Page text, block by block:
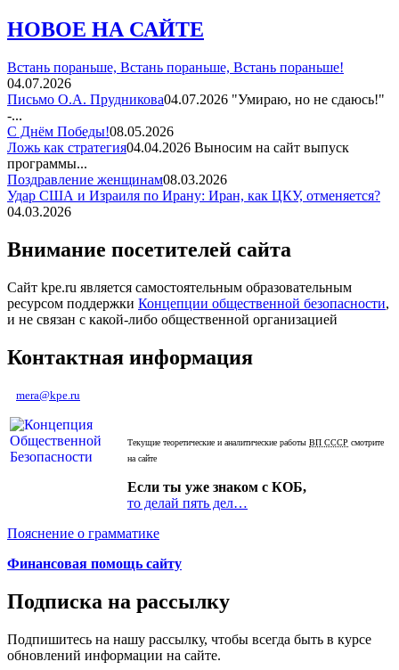
НОВОЕ НА САЙТЕ
Встань пораньше, Встань пораньше, Встань пораньше!
04.07.2026
Письмо О.А. Прудникова04.07.2026 "Умираю, но не сдаюсь!"
-...
С Днём Победы!08.05.2026
Ложь как стратегия04.04.2026 Выносим на сайт выпуск
программы...
Поздравление женщинам08.03.2026
Удар США и Израиля по Ирану: Иран, как ЦКУ, отменяется?
04.03.2026
Внимание посетителей сайта
Сайт kpe.ru является самостоятельным образовательным
ресурсом поддержки Концепции общественной безопасности,
и не связан с какой-либо общественной организацией
Контактная информация
mera@kpe.ru
Текущие теоретические и аналитические работы ВП СССР смотрите
на сайте
Если ты уже знаком с КОБ,
то делай пять дел…
Пояснение о грамматике
Финансовая помощь сайту
Подписка на рассылку
Подпишитесь на нашу рассылку, чтобы всегда быть в курсе
обновлений информации на сайте.